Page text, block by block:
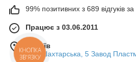
99% позитивних з 689 відгуків за
Працює з 03.06.2011
м. Київ
вул. Шахтарська, 5 Завод
КНОПКА
ЗВ'ЯЗКУ